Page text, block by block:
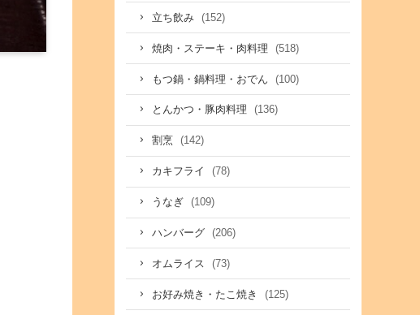
立ち飲み (152)
焼肉・ステーキ・肉料理 (518)
もつ鍋・鍋料理・おでん (100)
とんかつ・豚肉料理 (136)
割烹 (142)
カキフライ (78)
うなぎ (109)
ハンバーグ (206)
オムライス (73)
お好み焼き・たこ焼き (125)